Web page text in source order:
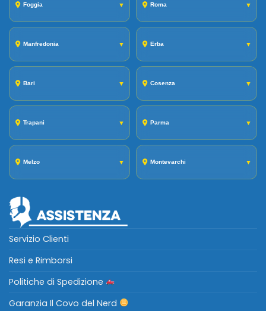
Foggia ▼ Roma ▼
Manfredonia ▼ Erba ▼
Bari ▼ Cosenza ▼
Trapani ▼ Parma ▼
Melzo ▼ Montevarchi ▼
Servizio Clienti
Resi e Rimborsi
Politiche di Spedizione
Garanzia Il Covo del Nerd